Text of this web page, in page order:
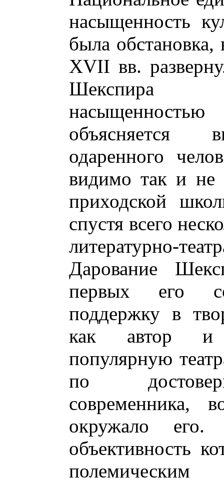
насыщенность
была
XVII вв.
Шекспира
объясняется
одаренного
видимо так и не
приходской
спустя всего
литературно-
Дарование
первых его
поддержку в
как автор и
популярную
по
современника,
окружало
объективность